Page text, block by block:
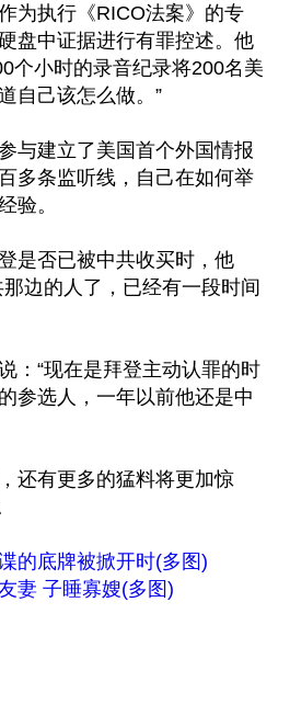
为执行《RICO法案》的专
盘中证据进行有罪控述。他
个小时的录音纪录将200名美
自己该怎么做。”
与建立了美国首个外国情报
多条监听线，自己在如何举
验。
是否已被中共收买时，他
边的人了，已经有一段时间
：“现在是拜登主动认罪的时
参选人，一年以前他还是中
还有更多的猛料将更加惊
的底牌被掀开时(多图)
妻 子睡寡嫂(多图)